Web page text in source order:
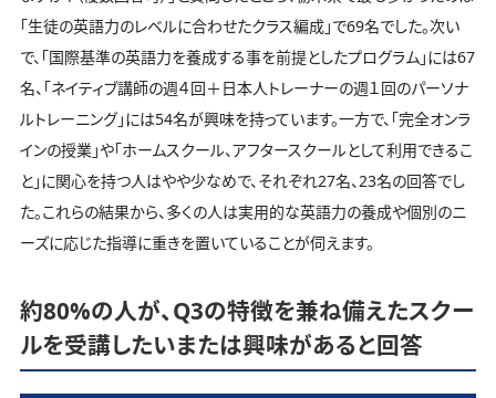
「生徒の英語力のレベルに合わせたクラス編成」で69名でした。次い
で、「国際基準の英語力を養成する事を前提としたプログラム」には67
名、「ネイティブ講師の週４回＋日本人トレーナーの週１回のパーソナ
ルトレーニング」には54名が興味を持っています。一方で、「完全オンラ
インの授業」や「ホームスクール、アフタースクールとして利用できるこ
と」に関心を持つ人はやや少なめで、それぞれ27名、23名の回答でし
た。これらの結果から、多くの人は実用的な英語力の養成や個別のニ
ーズに応じた指導に重きを置いていることが伺えます。
約80%の人が、Q3の特徴を兼ね備えたスクー
ルを受講したいまたは興味があると回答